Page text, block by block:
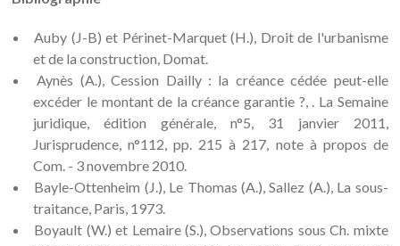
Auby (J-B) et Périnet-Marquet (H.), Droit de l'urbanisme
et de la construction, Domat.
Aynès (A.), Cession Dailly : la créance cédée peut-elle
excéder le montant de la créance garantie ?, . La Semaine
juridique, édition générale, n°5, 31 janvier 2011,
Jurisprudence, n°112, pp. 215 à 217, note à propos de
Com. - 3 novembre 2010.
Bayle-Ottenheim (J.), Le Thomas (A.), Sallez (A.), La sous-
traitance, Paris, 1973.
Boyault (W.) et Lemaire (S.), Observations sous Ch. mixte